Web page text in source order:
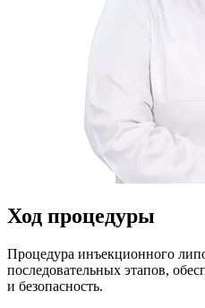
Ход процедуры
Процедура инъекционного
последовательных этапов,
и безопасность.